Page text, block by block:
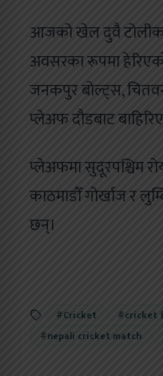
आजको खेल दुवै
अवसरका रूपमा
जनकपुर बोल्ट्स,
प्लेअफ दौडबाट
प्लेअफमा सुदूरपश्चिम
काठमाडौँ गोर्खाज र
छन्।
#Cricket #cricket
#nepali cricket match